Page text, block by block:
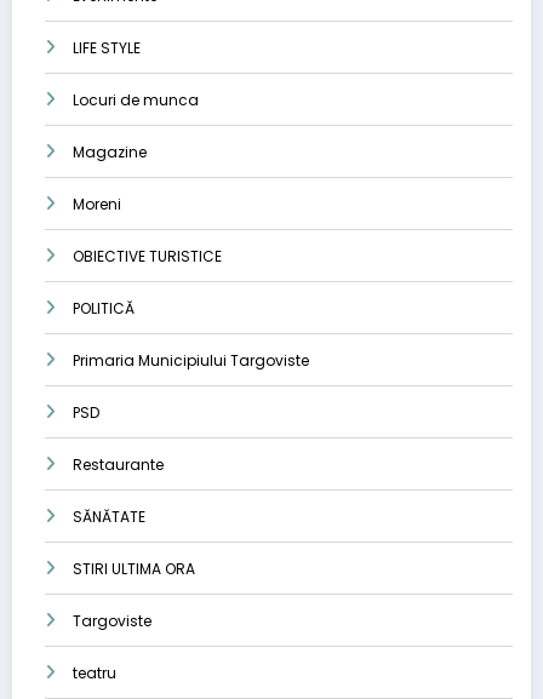
LIFE STYLE
Locuri de munca
Magazine
Moreni
OBIECTIVE TURISTICE
POLITICĂ
Primaria Municipiului Targoviste
PSD
Restaurante
SĂNĂTATE
STIRI ULTIMA ORA
Targoviste
teatru